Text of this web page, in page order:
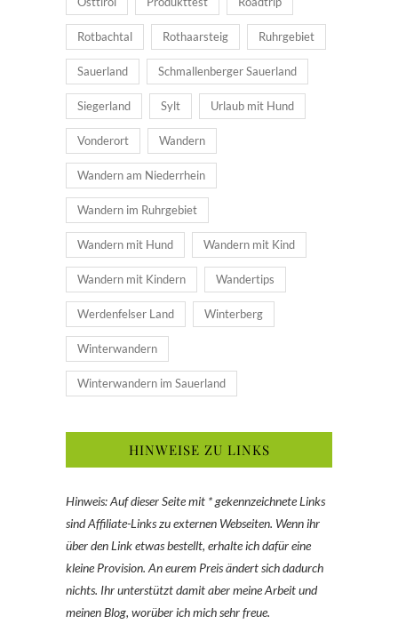
Rotbachtal Rothaarsteig Ruhrgebiet
Sauerland Schmallenberger Sauerland
Siegerland Sylt Urlaub mit Hund
Vonderort Wandern
Wandern am Niederrhein
Wandern im Ruhrgebiet
Wandern mit Hund Wandern mit Kind
Wandern mit Kindern Wandertips
Werdenfelser Land Winterberg
Winterwandern
Winterwandern im Sauerland
HINWEISE ZU LINKS
Hinweis: Auf dieser Seite mit * gekennzeichnete Links
sind Affiliate-Links zu externen Webseiten. Wenn ihr
über den Link etwas bestellt, erhalte ich dafür eine
kleine Provision. An eurem Preis ändert sich dadurch
nichts. Ihr unterstützt damit aber meine Arbeit und
meinen Blog, worüber ich mich sehr freue.